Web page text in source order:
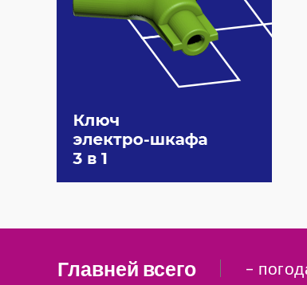
Главней всего –